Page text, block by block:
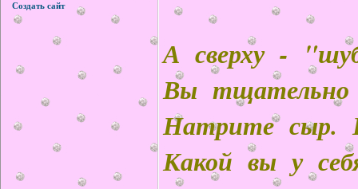
Создать сайт
А сверху -
Вы тщательно
Натрите сыр.
Какой вы у